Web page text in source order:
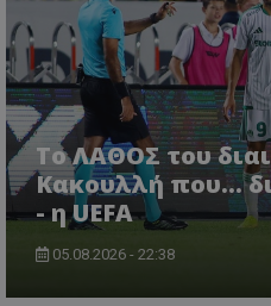
Το ΛΑΘΟΣ του
Κακουλλή που...
- η UEFA
05.08.2026 - 22:38